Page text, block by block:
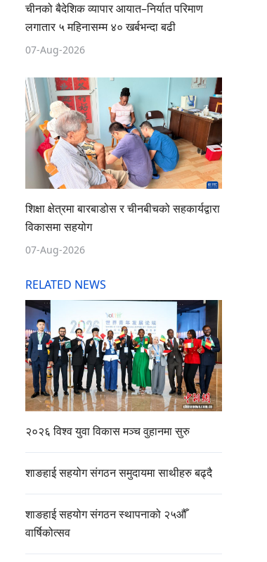
चीनको बैदेशिक व्यापार आयात–निर्यात परिमाण
लगातार ५ महिनासम्म ४० खर्बभन्दा बढी
07-Aug-2026
शिक्षा क्षेत्रमा बारबाडोस र चीनबीचको सहकार्यद्वारा
विकासमा सहयोग
07-Aug-2026
RELATED NEWS
२०२६ विश्व युवा विकास मञ्च वुहानमा सुरु
शाङहाई सहयोग संगठन समुदायमा साथीहरु बढ्दै
शाङहाई सहयोग संगठन स्थापनाको २५औँ
वार्षिकोत्सव